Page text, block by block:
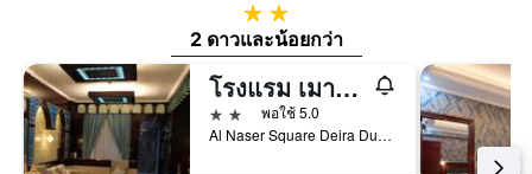
2 ดาว
2 ดาวและน้อยกว่า
โรงแรม เมานท์ รอยัล
2 ดาว
พอใช้ 5.0
Al Naser Square Deira Dubai 83163 AE, ดูไบ, สหรัฐอาหรับเอมิเรตส์